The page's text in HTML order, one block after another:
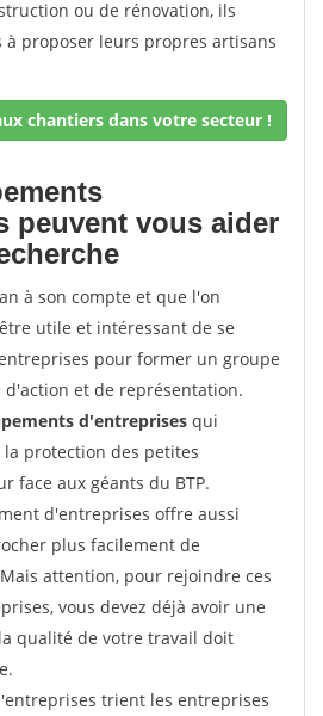
ou de rénovation, ils
à proposer leurs propres artisans
chantiers dans votre secteur !
peuvent vous aider
à son compte et que l'on
utile et intéressant de se
pour former un groupe
et de représentation.
d'entreprises qui
protection des petites
face aux géants du BTP.
d'entreprises offre aussi
plus facilement de
attention, pour rejoindre ces
vous devez déjà avoir une
qualité de votre travail doit
trient les entreprises